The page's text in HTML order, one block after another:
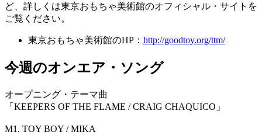
ど、詳しくは東京おもちゃ美術館のオフィシャル・サイトを
ご覧ください。
東京おもちゃ美術館のHP： http://goodtoy.org/ttm/
今週のオンエア・ソング
オープニング・テーマ曲
「KEEPERS OF THE FLAME / CRAIG CHAQUICO」
M1. TOY BOY / MIKA